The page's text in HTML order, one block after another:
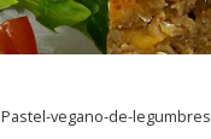
Pastel-vegano-de-legumbres